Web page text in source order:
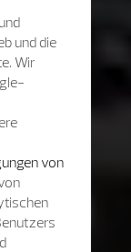
und die
Wir
von